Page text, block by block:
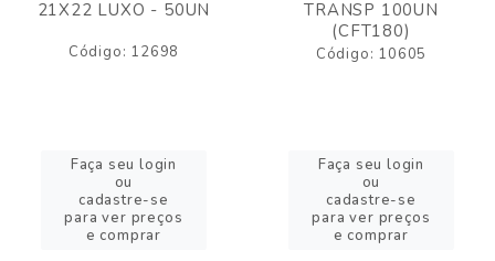
21X22 LUXO - 50UN
Código: 12698
Faça seu login
ou
cadastre-se
para ver preços
e comprar
TRANSP 100UN
(CFT180)
Código: 10605
Faça seu login
ou
cadastre-se
para ver preços
e comprar